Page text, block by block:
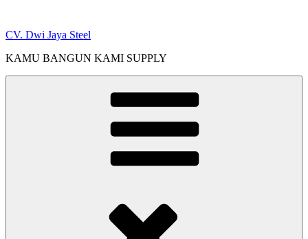
content
CV. Dwi Jaya Steel
KAMU BANGUN KAMI SUPPLY